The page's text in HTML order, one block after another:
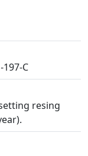
C
resing